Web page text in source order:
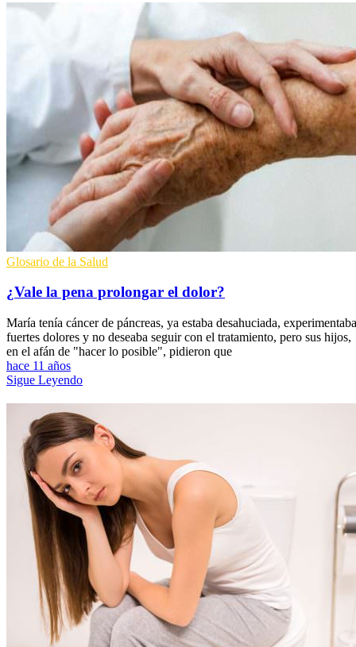
Glosario de la Salud
¿Vale la pena prolongar el dolor?
María tenía cáncer de páncreas, ya estaba desahuciada, experimentaba
fuertes dolores y no deseaba seguir con el tratamiento, pero sus hijos,
en el afán de "hacer lo posible", pidieron que
hace 11 años
Sigue Leyendo